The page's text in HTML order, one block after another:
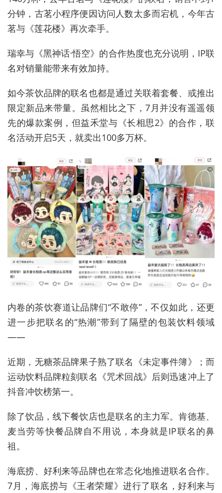
分钟，古茗小程序便因访问人数太多而宕机，今年古
茗与《莲花楼》再次牵手。
瑞幸与《黑神话·悟空》的合作热度也充分说明，IP联
名对销量能带来有效加持。
如今茶饮品牌的联名也都是通过关联着套餐、或推出
限定新品来带量。虽然相比之下，7月并没有遥遥领
先的爆款案例，但益禾堂与《长相思2》的合作，联
名活动开启5天，就卖出100多万杯。
内卷的茶饮赛道让品牌们“不敢停”，不仅如此，还更
进一步把联名的“热潮”带到了隔壁的包装饮料领域
——
近期，无糖茶品牌果子熟了联名《未定事件簿》；而
运动饮料品牌粒刻联名《咒术回战》后则迅速冲上了
抖音冲饮榜第一。
除了饮品，线下餐饮店也是联名的主力军。肯德基、
麦当劳等快餐品牌自不用说，本身就是IP联名的鼻
祖。
海底捞、好利来等品牌也在常态化地推进联名合作。
7月，海底捞与《王者荣耀》进行了联名，好利来与